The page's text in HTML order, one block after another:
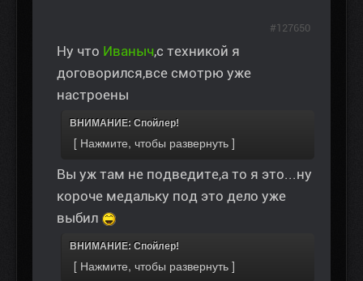
Ну что Иваныч,с техникой я
договорился,все смотрю уже
настроены
ВНИМАНИЕ: Спойлер!
Вы уж там не подведите,а то я это...ну
короче медальку под это дело уже
выбил
ВНИМАНИЕ: Спойлер!
#127650